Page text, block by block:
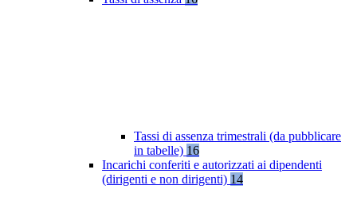
Tassi di assenza trimestrali (da pubblicare
in tabelle) 16
Incarichi conferiti e autorizzati ai dipendenti
(dirigenti e non dirigenti) 14